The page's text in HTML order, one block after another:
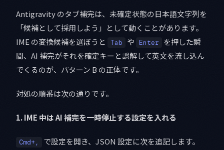
Antigravity のタブ補完は、未確定状態の日本語文字列を
「候補として採用しよう」として動くことがあります。
IME の変換候補を選ぼうと
Tab や Enter
を押した瞬
間、AI 補完がそれを確定キーと誤解して英文を流し込ん
でくるのが、パターン B の正体です。
対処の順番は次の通りです。
1. IME 中は AI 補完を一時停止する設定を入れる
Cmd+, で設定を開き、JSON 設定に次を追記します。